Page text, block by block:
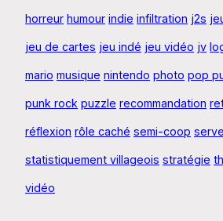
horreur humour indie infiltration j2s
jeu de cartes jeu indé jeu vidéo jv
mario musique nintendo photo pop
punk rock puzzle recommandation
réflexion rôle caché semi-coop
statistiquement villageois stratégie
vidéo